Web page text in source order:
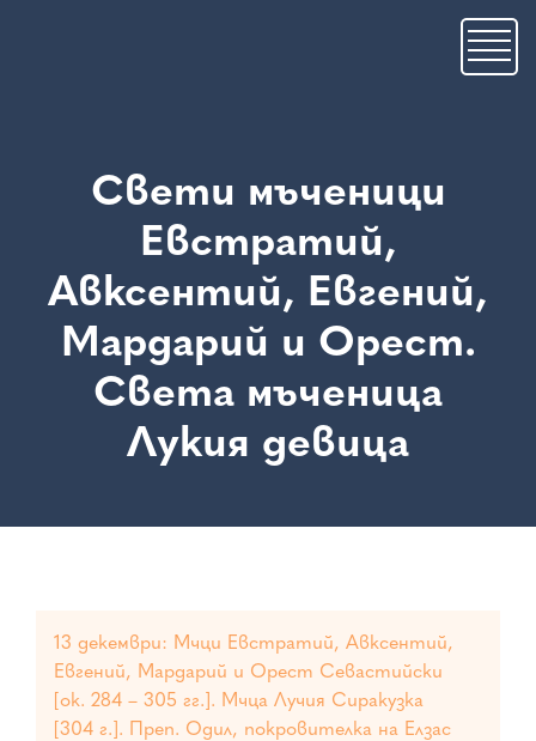
Свети мъченици
Евстратий,
Авксентий, Евгений,
Мардарий и Орест.
Света мъченица
Лукия девица
13 декември: Мчци Евстратий, Авксентий,
Евгений, Мардарий и Орест Севастийски
[ок. 284 – 305 гг.]. Мчца Лучия Сиракузка
[304 г.]. Преп. Одил, покровителка на Елзас